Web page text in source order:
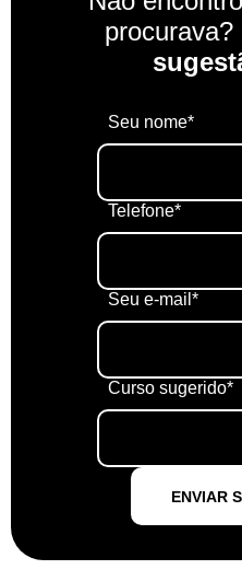
procurava?
Seu nome*
Telefone*
Seu e-mail*
Curso sugerido*
ENVIAR